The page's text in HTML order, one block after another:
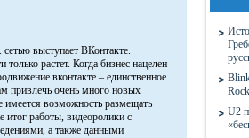
выступает ВКонтакте.
растет. Когда бизнес нацелен
вконтакте – единственное
привлечь очень много новых
имеется возможность размещать
работы, видеоролики с
а также данными
U2